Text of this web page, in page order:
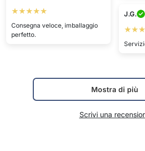
★★★★★
Consegna veloce, imballaggio
perfetto.
J.G.
Mostra di più
Scrivi una